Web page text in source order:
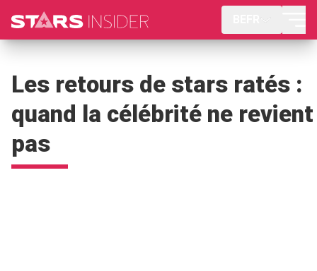
Les retours de stars ratés :
quand la célébrité ne revient
pas